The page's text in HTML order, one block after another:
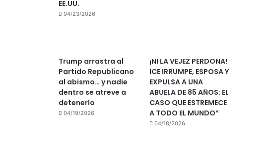
EE.UU.
04/23/2026
Trump arrastra al
Partido Republicano
al abismo… y nadie
dentro se atreve a
detenerlo
04/19/2026
¡NI LA VEJEZ PERDONA!
ICE IRRUMPE, ESPOSA Y
EXPULSA A UNA
ABUELA DE 85 AÑOS: EL
CASO QUE ESTREMECE
A TODO EL MUNDO”
04/18/2026